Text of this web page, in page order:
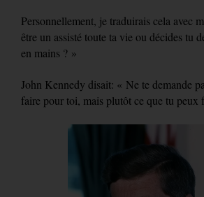
Personnellement, je traduirais cela avec
être un assisté toute ta vie ou décides tu
en mains ? »
John Kennedy disait: « Ne te demande
faire pour toi, mais plutôt ce que tu peux